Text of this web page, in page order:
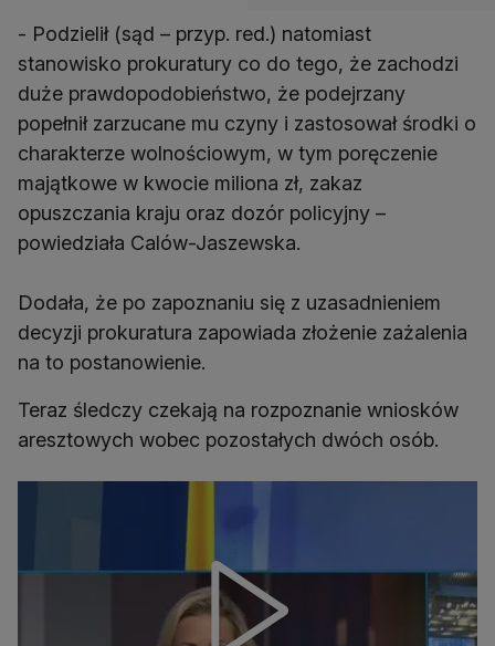
- Podzielił (sąd – przyp. red.) natomiast
stanowisko prokuratury co do tego, że zachodzi
duże prawdopodobieństwo, że podejrzany
popełnił zarzucane mu czyny i zastosował środki o
charakterze wolnościowym, w tym poręczenie
majątkowe w kwocie miliona zł, zakaz
opuszczania kraju oraz dozór policyjny –
powiedziała Calów-Jaszewska.
Dodała, że po zapoznaniu się z uzasadnieniem
decyzji prokuratura zapowiada złożenie zażalenia
na to postanowienie.
Teraz śledczy czekają na rozpoznanie wniosków